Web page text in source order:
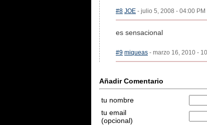
#8 JOE - julio 5, 2008 - 04:00
es sensacional
#9 miqueas - marzo 16, 2010 -
Añadir Comentario
tu nombre
tu email
(opcional)